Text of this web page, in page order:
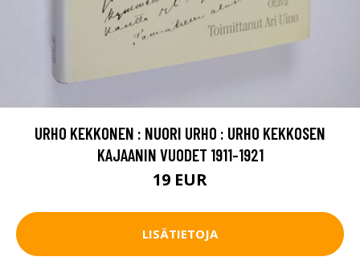
URHO KEKKONEN : NUORI URHO : URHO KEKKOSEN
KAJAANIN VUODET 1911-1921
19 EUR
LISÄTIETOJA